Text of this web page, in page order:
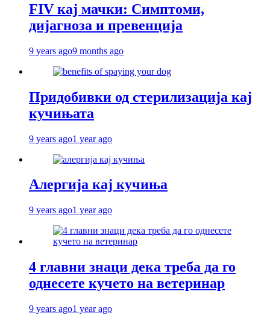
FIV кај мачки: Симптоми,
дијагноза и превенција
9 years ago9 months ago
Придобивки од стерилизација кај
кучињата
9 years ago1 year ago
Алергија кај кучиња
9 years ago1 year ago
4 главни знаци дека треба да го
однесете кучето на ветеринар
9 years ago1 year ago